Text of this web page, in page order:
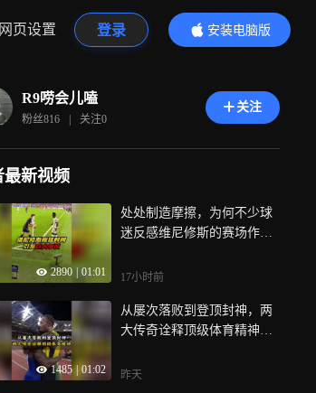
网页设置 登录
安装电脑版
内容更精彩
R9唠会儿嗑
粉丝816 | 关注0
关注
最新视频
2890 01:01
处处制造摩擦，为何不少球
迷反感维尼修斯的赛场作风
17小时前
1485 01:02
从屡次落败到登顶封神，两
大传奇诠释顶级体育精神｜
昨天